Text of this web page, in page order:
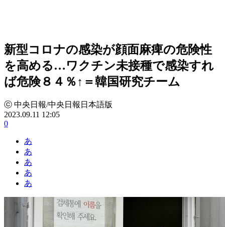
新型コロナの感染が顔面麻痺の危険性
を高める…ワクチン未接種で感染すれ
ば危険８４％↑＝韓国研究チーム
ⓒ 中央日報/中央日報日本語版
2023.09.11 12:05
0
あ
あ
あ
あ
あ